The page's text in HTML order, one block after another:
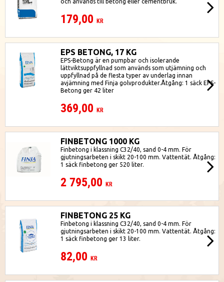
179,00 KR
EPS BETONG, 17 KG
EPS-Betong är en pumpbar och isolerande
lättviktsuppfyllnad som används som utjämning och
uppfyllnad på de flesta typer av underlag innan
avjämning med Finja golvprodukter.Åtgång: 1 säck EPS-
Betong ger 42 liter
369,00 KR
FINBETONG 1000 KG
Finbetong i klassning C32/40, sand 0-4 mm. För
gjutningsarbeten i skikt 20-100 mm. Vattentät. Åtgång:
1 säck finbetong ger 520 liter.
2 795,00 KR
FINBETONG 25 KG
Finbetong i klassning C32/40, sand 0-4 mm. För
gjutningsarbeten i skikt 20-100 mm. Vattentät. Åtgång:
1 säck finbetong ger 13 liter.
82,00 KR